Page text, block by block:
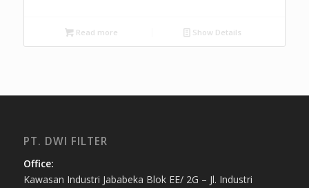
Read more Show Details
PT. DWI FILTER
Office:
Kawasan Industri Jababeka Blok EE/ 2G – Jl. Industri